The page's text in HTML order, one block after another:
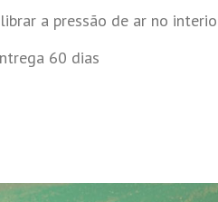
a pressão de ar no
60 dias